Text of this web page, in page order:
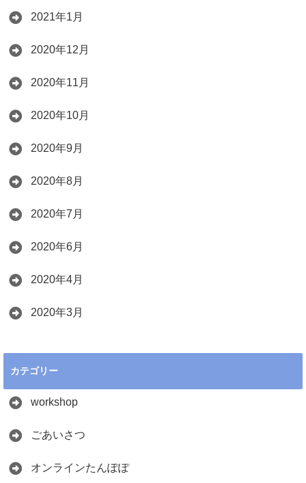
2021年1月
2020年12月
2020年11月
2020年10月
2020年9月
2020年8月
2020年7月
2020年6月
2020年4月
2020年3月
カテゴリー
workshop
ごあいさつ
オンラインたんぽぽ